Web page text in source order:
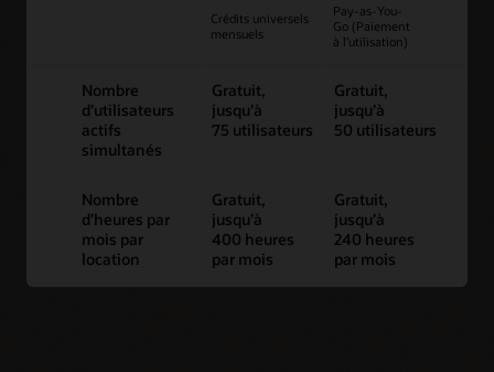
Crédits universels
mensuels
Pay-as-You-
Go (Paiement
à l’utilisation)
Nombre
d’utilisateurs
actifs
simultanés
Gratuit,
jusqu’à
75 utilisateurs
Gratuit,
jusqu’à
50 utilisateurs
Nombre
d’heures par
mois par
location
Gratuit,
jusqu’à
400 heures
par mois
Gratuit,
jusqu’à
240 heures
par mois